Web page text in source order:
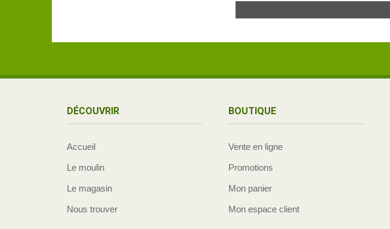
DÉCOUVRIR
Accueil
Le moulin
Le magasin
Nous trouver
BOUTIQUE
Vente en ligne
Promotions
Mon panier
Mon espace client